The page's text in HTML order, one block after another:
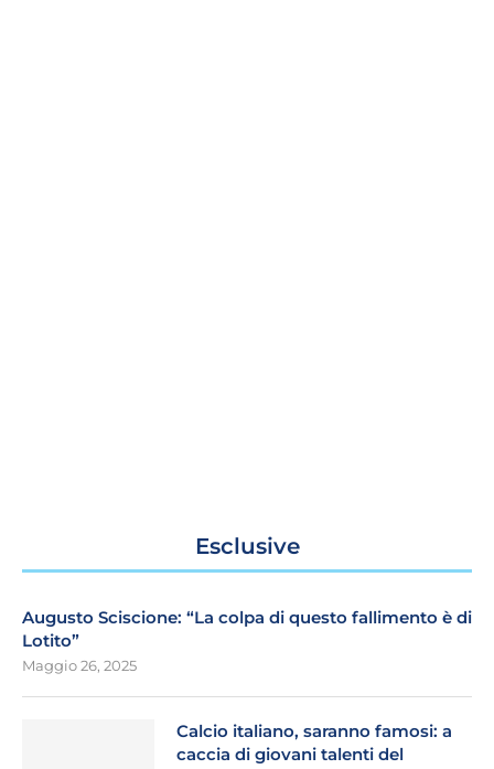
Esclusive
Augusto Sciscione: “La colpa di questo fallimento è di
Lotito”
Maggio 26, 2025
Calcio italiano, saranno famosi: a
caccia di giovani talenti del